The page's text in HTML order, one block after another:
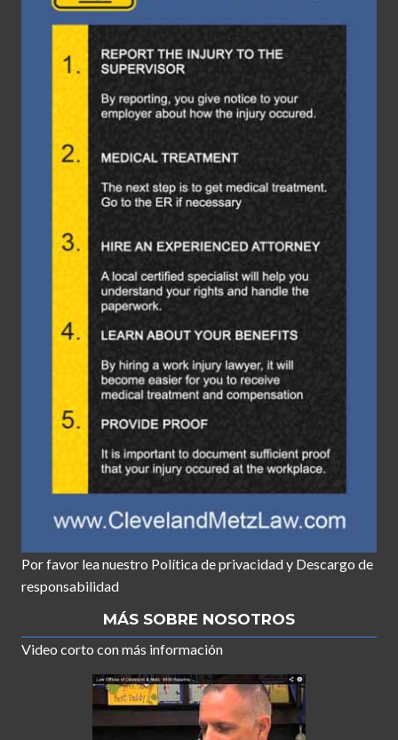
Por favor lea nuestro Política de privacidady Descargo de
responsabilidad
MÁS SOBRE NOSOTROS
Video corto con más información